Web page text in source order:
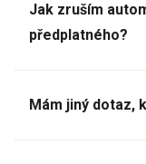
Jak zruším
předplatného?
Mám jiný dotaz,